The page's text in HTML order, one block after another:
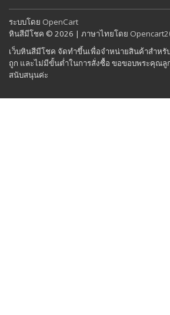
ระบบโดย OpenCart
หินสีมีโชค © 2026 | ภาษาไทยโดย
เว็บหินสีมีโชค จัดทำขึ้นเพื่อจำหน่ายสินค้าสำหรั
ถูก และไม่มีขั้นต่ำในการสั่งซื้อ ขอขอบพระคุณลู
สนับสนุนค่ะ